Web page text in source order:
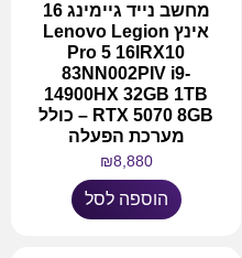
מחשב נייד גיימינג 16
אינץ Lenovo Legion
Pro 5 16IRX10
83NN002PIV i9-
14900HX 32GB 1TB
RTX 5070 8GB – כולל
מערכת הפעלה
₪8,880
הוספה לסל